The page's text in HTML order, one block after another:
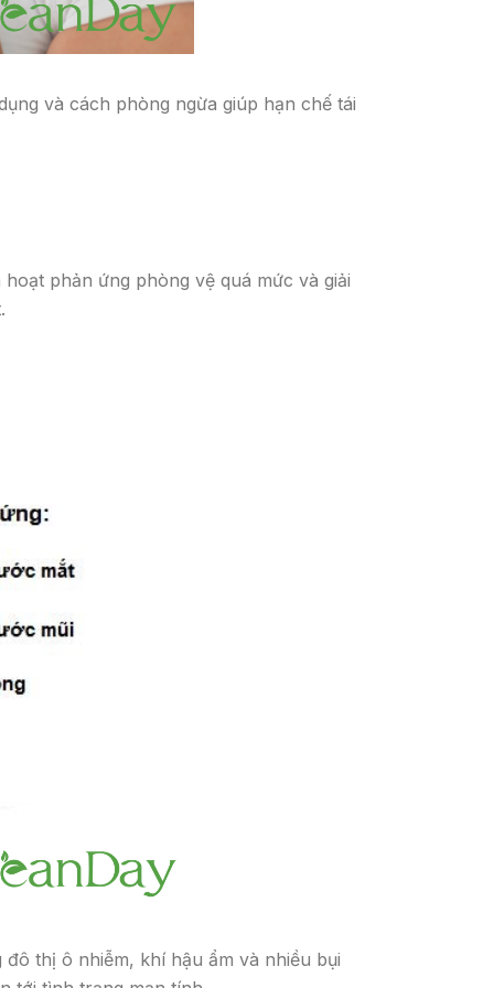
và cách phòng ngừa giúp hạn chế tái
phản ứng phòng vệ quá mức và giải
thị ô nhiễm, khí hậu ẩm và nhiều bụi